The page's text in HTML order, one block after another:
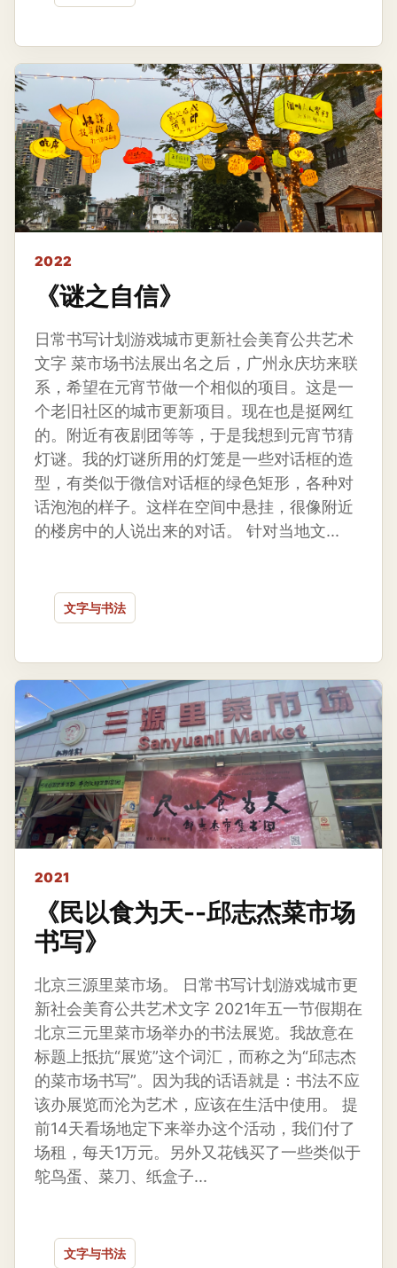
2022
《谜之自信》
日常书写计划游戏城市更新社会美育公共艺术
文字 菜市场书法展出名之后，广州永庆坊来联
系，希望在元宵节做一个相似的项目。这是一
个老旧社区的城市更新项目。现在也是挺网红
的。附近有夜剧团等等，于是我想到元宵节猜
灯谜。我的灯谜所用的灯笼是一些对话框的造
型，有类似于微信对话框的绿色矩形，各种对
话泡泡的样子。这样在空间中悬挂，很像附近
的楼房中的人说出来的对话。 针对当地文...
文字与书法
2021
《民以食为天--邱志杰菜市场
书写》
北京三源里菜市场。 日常书写计划游戏城市更
新社会美育公共艺术文字 2021年五一节假期在
北京三元里菜市场举办的书法展览。我故意在
标题上抵抗“展览”这个词汇，而称之为“邱志杰
的菜市场书写”。因为我的话语就是：书法不应
该办展览而沦为艺术，应该在生活中使用。 提
前14天看场地定下来举办这个活动，我们付了
场租，每天1万元。另外又花钱买了一些类似于
鸵鸟蛋、菜刀、纸盒子...
文字与书法